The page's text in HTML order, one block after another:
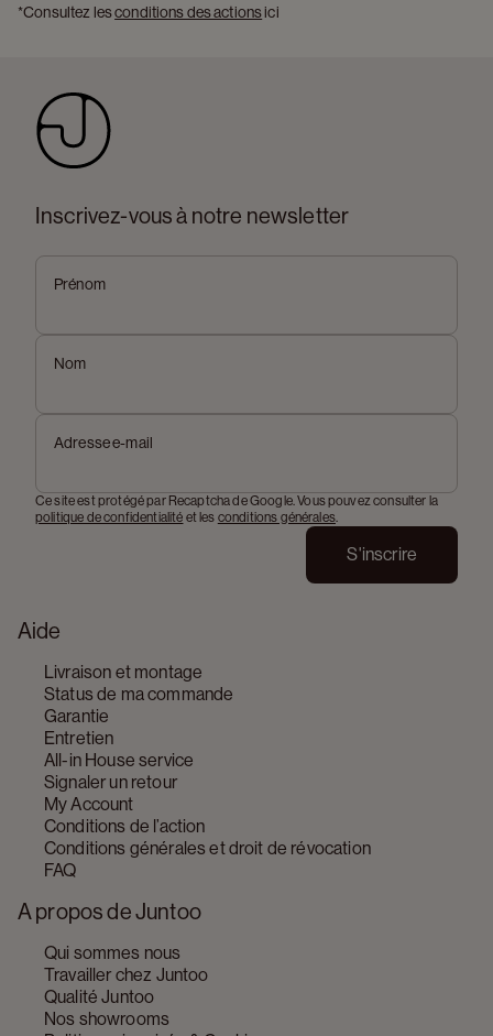
*Consultez les conditions des actions ici
Aide
Livraison et montage
Status de ma commande
Garantie
Entretien
All-in House service
Signaler un retour
My Account
Conditions de l’action
Conditions générales et droit de révocation
FAQ
A propos de Juntoo
Qui sommes nous
Travailler chez Juntoo
Qualité Juntoo
Nos showrooms
Inscrivez-vous à notre newsletter
Prénom
Nom
Adresse e-mail
Ce site est protégé par Recaptcha de Google. Vous pouvez consulter la
politique de confidentialité et les conditions générales.
S'inscrire